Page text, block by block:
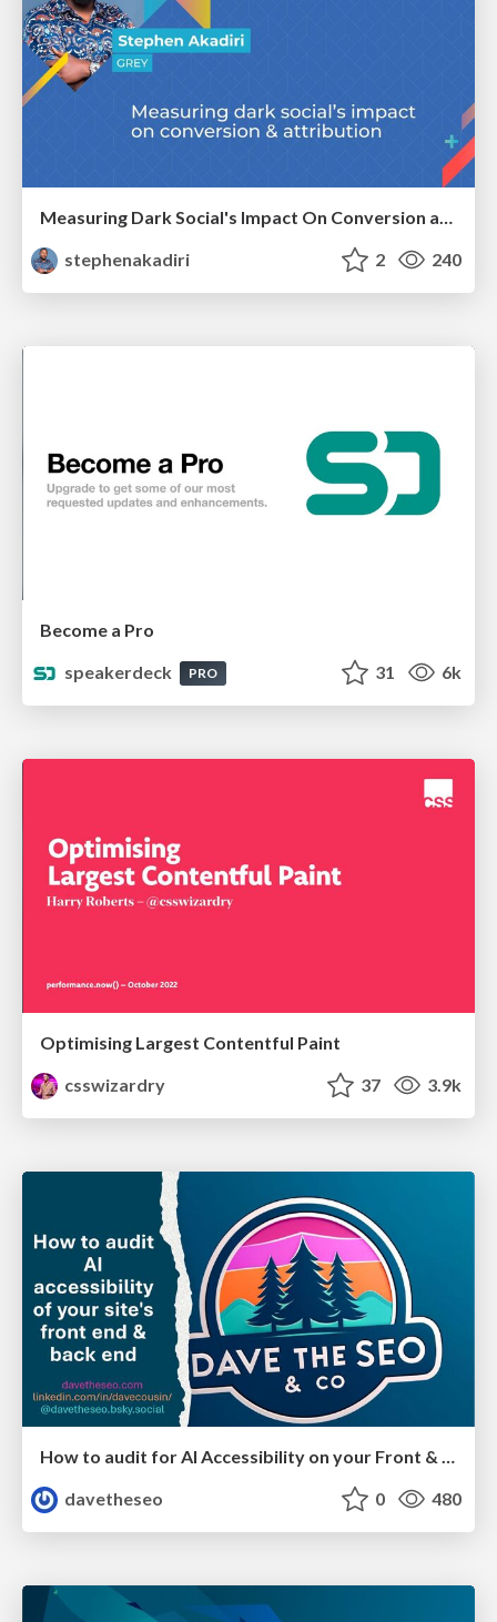
stephenakadiri
2 240
Become a Pro
speakerdeck
PRO 31 6k
Optimising Largest Contentful Paint
csswizardry
37 3.9k
How to audit for AI Accessibility on your Front & Back End
davetheseo
0 480